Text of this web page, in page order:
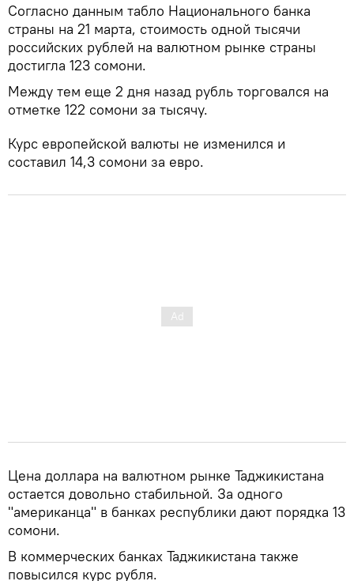
Согласно данным табло Национального банка
страны на 21 марта, стоимость одной тысячи
российских рублей на валютном рынке страны
достигла ​123 сомони.
Между тем еще 2 дня назад рубль торговался на
отметке 122 сомони за тысячу.
Курс европейской валюты не изменился и
составил 14,3 сомони за евро.
Цена доллара на валютном рынке Таджикистана
остается довольно стабильной. За одного
"американца" в банках республики дают порядка 13
сомони.
В коммерческих банках Таджикистана также
повысился курс рубля.